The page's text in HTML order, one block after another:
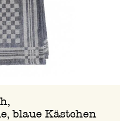
blaue Kästchen